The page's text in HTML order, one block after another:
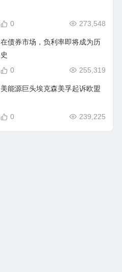
273,548
0
在债券市场，负利率即将成为历
史
255,319
0
美能源巨头埃克森美孚起诉欧盟
239,225
0